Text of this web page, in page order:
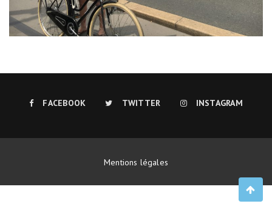
FACEBOOK TWITTER INSTAGRAM
Mentions légales